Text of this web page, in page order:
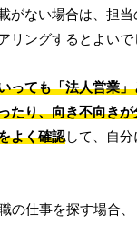
がない場合は、担
リングするとよいで
っても「法人営業
たり、向き不向き
よく確認して、自
の仕事を探す場合、